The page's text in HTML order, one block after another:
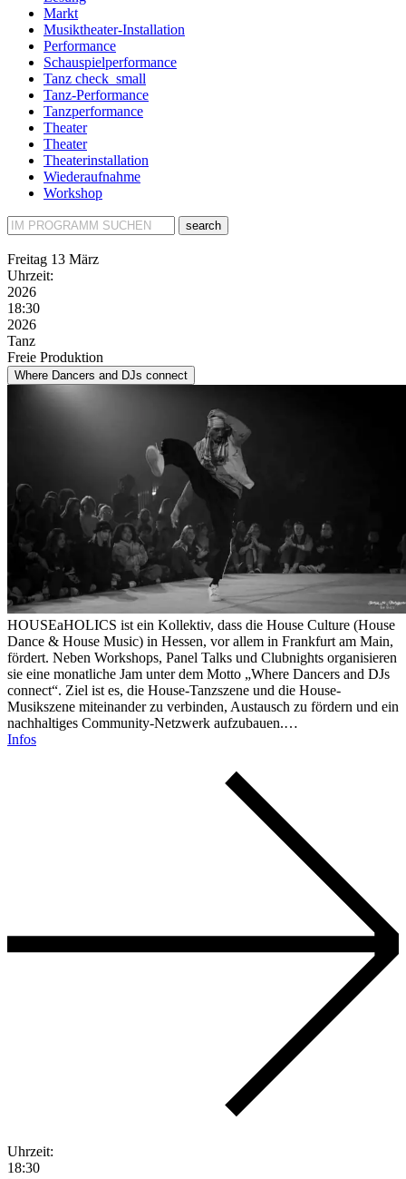
Markt
Musiktheater-Installation
Performance
Schauspielperformance
Tanz check_small
Tanz-Performance
Tanzperformance
Theater
Theater
Theaterinstallation
Wiederaufnahme
Workshop
search
Freitag 13 März
Uhrzeit:
2026
18:30
2026
Tanz
Freie Produktion
Where Dancers and DJs connect
HOUSEaHOLICS ist ein Kollektiv, dass die House Culture (House
Dance & House Music) in Hessen, vor allem in Frankfurt am Main,
fördert. Neben Workshops, Panel Talks und Clubnights organisieren
sie eine monatliche Jam unter dem Motto „Where Dancers and DJs
connect“. Ziel ist es, die House-Tanzszene und die House-
Musikszene miteinander zu verbinden, Austausch zu fördern und ein
nachhaltiges Community-Netzwerk aufzubauen.…
Infos
Uhrzeit:
18:30